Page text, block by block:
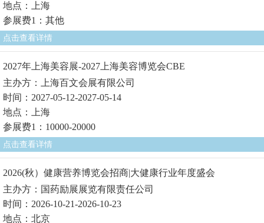
地点：上海
参展费1：其他
点击查看详情
2027年上海美容展-2027上海美容博览会CBE
主办方：上海百文会展有限公司
时间：2027-05-12-2027-05-14
地点：上海
参展费1：10000-20000
点击查看详情
2026(秋）健康营养博览会招商|大健康行业年度盛会
主办方：国药励展展览有限责任公司
时间：2026-10-21-2026-10-23
地点：北京